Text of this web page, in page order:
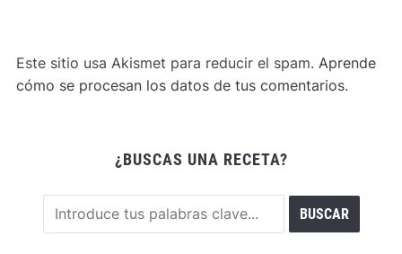
Este sitio usa Akismet para reducir el spam. Aprende
cómo se procesan los datos de tus comentarios.
¿BUSCAS UNA RECETA?